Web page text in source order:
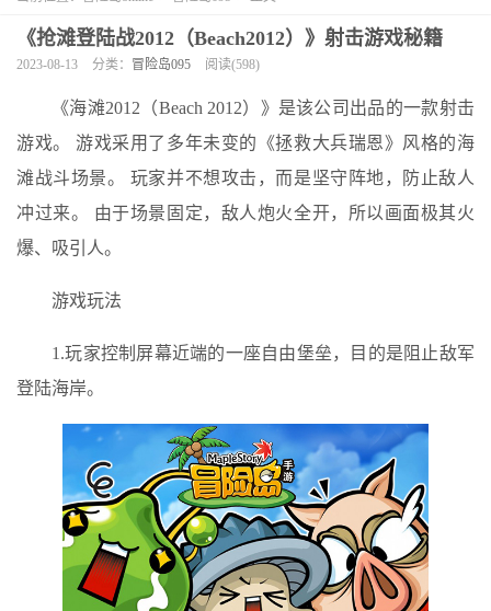
《抢滩登陆战2012（Beach2012）》射击游戏秘籍
2023-08-13 分类： 冒险岛095 阅读(598)
《海滩2012（Beach 2012）》是该公司出品的一款射击
游戏。 游戏采用了多年未变的《拯救大兵瑞恩》风格的海
滩战斗场景。 玩家并不想攻击，而是坚守阵地，防止敌人
冲过来。 由于场景固定，敌人炮火全开，所以画面极其火
爆、吸引人。
游戏玩法
1.玩家控制屏幕近端的一座自由堡垒，目的是阻止敌军
登陆海岸。